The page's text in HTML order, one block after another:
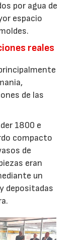
por agua de
espacio
reales
de las
1800 e
compacto
de
eran
un
depositadas